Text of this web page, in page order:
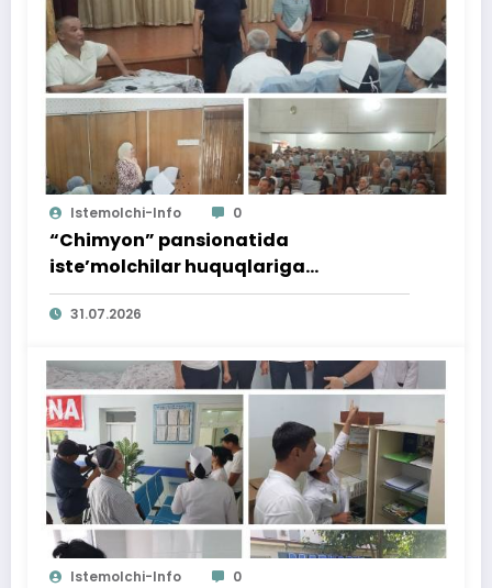
Istemolchi-Info 0
“Chimyon” pansionatida
iste’molchilar huquqlariga
bag‘ishlangan targ‘ibot tadbiri
o‘tkazildi
31.07.2026
Istemolchi-Info 0